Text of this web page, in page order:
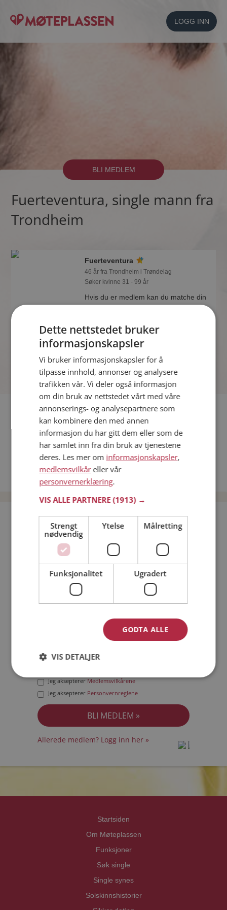
LOGG INN
BLI MEDLEM
Fuerteventura, single mann fra
Trondheim
Fuerteventura
46 år fra Trondheim i Trøndelag
Søker kvinne 31 - 99 år
Hvis du er medlem kan du matche din
personlighet mot Fuerteventura eller
passer dere sammen som hånd i
hanske?
Fler single
Flere singlemenn fra Trondheim :Trønder, Pål Inge,
Kvinner fra Trondheim
Date kvinner i Norge
Date menn i Norge
Bli medlem gratis!
Jeg er en: Mann Kvinne
Min alder:
Jeg akseptererMedlemsvilkårene
Jeg aksepterer Personvernreglene
Allerede medlem? Logg inn her »
Startsiden
Om Møteplassen
Funksjoner
Søk single
Single synes
Solskinnshistorier
Dette nettstedet bruker
informasjonskapsler
Vi bruker informasjonskapsler for å
tilpasse innhold, annonser og analysere
trafikken vår. Vi deler også informasjon
om din bruk av nettstedet vårt med våre
annonserings- og analysepartnere som
kan kombinere den med annen
informasjon du har gitt dem eller som de
har samlet inn fra din bruk av tjenestene
deres. Les mer om informasjonskapsler,
medlemsvilkåreller vår
personvernerklæring.
VIS ALLE PARTNERE(1913) →
Strengt
nødvendig
Ytelse Målretting
Funksjonalitet Ugradert
GODTA ALLE
VIS DETALJER